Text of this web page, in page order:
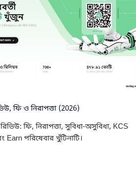
ফি ও নিরাপত্তা (2026)
ফি, নিরাপত্তা, সুবিধা-অসুবিধা, KCS
Earn পরিষেবার খুঁটিনাটি।